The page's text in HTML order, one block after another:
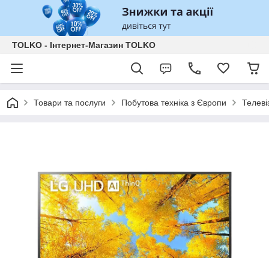
TOLKO - Інтернет-Магазин TOLKO
Товари та послуги Побутова техніка з Європи